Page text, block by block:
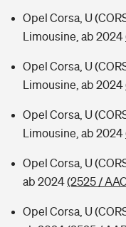
Opel Corsa, U
Limousine, ab 2024
Opel Corsa, U
Limousine, ab 2024
Opel Corsa, U
Limousine, ab 2024
Opel Corsa, U
ab 2024(2525 /
Opel Corsa, U